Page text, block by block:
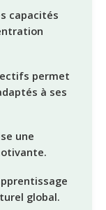
capacités
permet
à ses
une
global.